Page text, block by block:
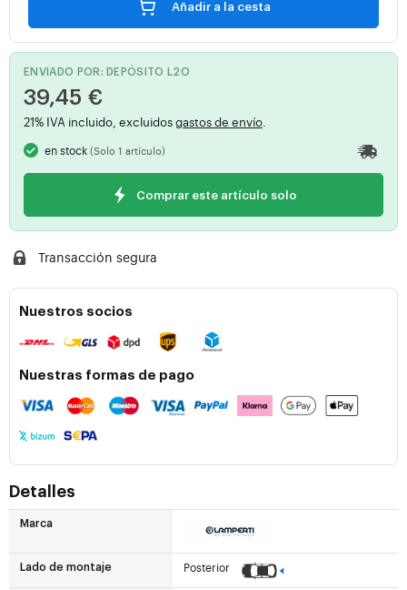
Añadir a la cesta
ENVIADO POR: DEPÓSITO L2O
39,45 €
21% IVA incluido, excluidosgastos de envío
en stock(Solo 1 artículo)
Comprar este artículo solo
Transacción segura
Nuestros socios
Nuestras formas de pago
Detalles
Marca
Lado de montaje Posterior